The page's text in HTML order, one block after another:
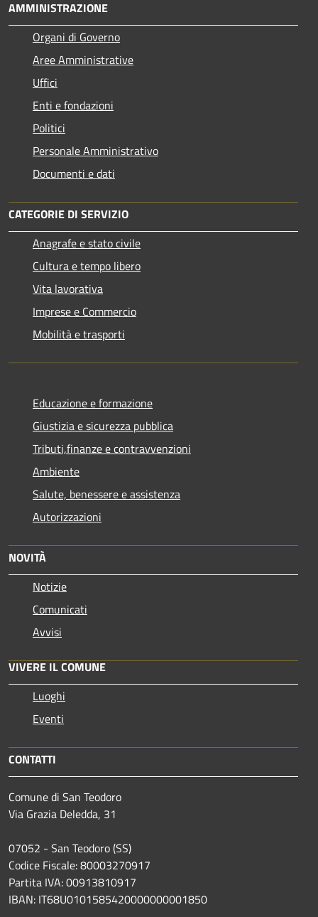
AMMINISTRAZIONE
Organi di Governo
Aree Amministrative
Uffici
Enti e fondazioni
Politici
Personale Amministrativo
Documenti e dati
CATEGORIE DI SERVIZIO
Anagrafe e stato civile
Cultura e tempo libero
Vita lavorativa
Imprese e Commercio
Mobilità e trasporti
Educazione e formazione
Giustizia e sicurezza pubblica
Tributi,finanze e contravvenzioni
Ambiente
Salute, benessere e assistenza
Autorizzazioni
NOVITÀ
Notizie
Comunicati
Avvisi
VIVERE IL COMUNE
Luoghi
Eventi
CONTATTI
Comune di San Teodoro
Via Grazia Deledda, 31
07052 - San Teodoro (SS)
Codice Fiscale: 80003270917
Partita IVA: 00913810917
IBAN: IT68U0101585420000000001850